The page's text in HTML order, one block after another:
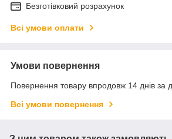
Безготівковий розрахунок
Всі умови оплати
Умови повернення
Повернення товару впродовж 14 днів за
Всі умови повернення